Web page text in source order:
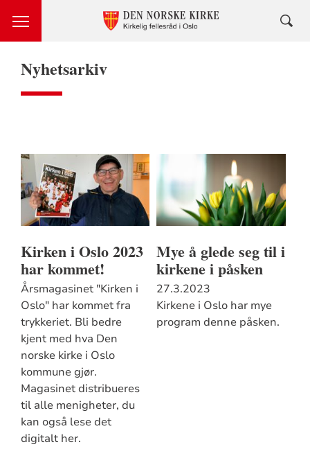
Nyhetsarkiv
Kirken i Oslo 2023
har kommet!
Årsmagasinet "Kirken i
Oslo" har kommet fra
trykkeriet. Bli bedre
kjent med hva Den
norske kirke i Oslo
kommune gjør.
Magasinet distribueres
til alle menigheter, du
kan også lese det
digitalt her.
Mye å glede seg til i
kirkene i påsken
27.3.2023
Kirkene i Oslo har mye
program denne påsken.